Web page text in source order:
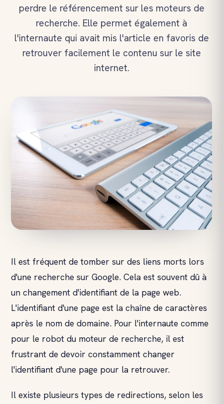
perdre le référencement sur les moteurs de
recherche. Elle permet également à
l'internaute qui avait mis l'article en favoris de
retrouver facilement le contenu sur le site
internet.
Il est fréquent de tomber sur des liens morts lors
d'une recherche sur Google. Cela est souvent dû à
un changement d'identifiant de la page web.
L'identifiant d'une page est la chaîne de caractères
après le nom de domaine. Pour l'internaute comme
pour le robot du moteur de recherche, il est
frustrant de devoir constamment changer
l'identifiant d'une page pour la retrouver.
Il existe plusieurs types de redirections, selon les